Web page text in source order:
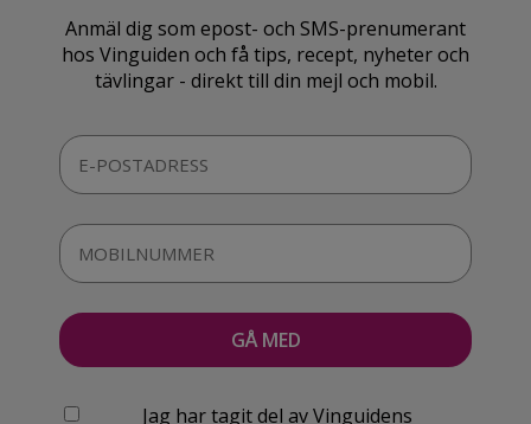
Anmäl dig som epost- och SMS-prenumerant
hos Vinguiden och få tips, recept, nyheter och
tävlingar - direkt till din mejl och mobil.
Jag har tagit del av Vinguidens